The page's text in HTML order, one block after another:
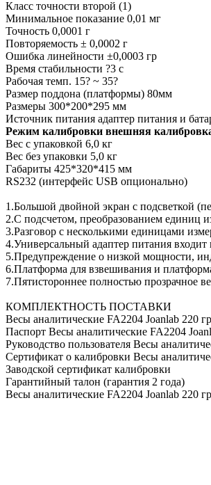
Класс точности второй (1)
Минимальное показание 0,01 мг
Точность 0,0001 г
Повторяемость ± 0,0002 г
Ошибка линейности ±0,0003 гр
Время стабильности ?3 с
Рабочая темп. 15? ~ 35?
Размер поддона (платформы) 80мм
Размеры 300*200*295 мм
Источник питания адаптер питания и
Режим калибровки внешняя
Вес с упаковкой 6,0 кг
Вес без упаковки 5,0 кг
Габариты 425*320*415 мм
RS232 (интерфейс USB опционально)
1.Большой двойной экран с подсветкой
2.С подсчетом, преобразованием единиц
3.Разговор с несколькими единицами
4.Универсальный адаптер питания
5.Предупреждение о низкой мощности,
6.Платформа для взвешивания и
7.Пятистороннее полностью прозрачное
КОМПЛЕКТНОСТЬ ПОСТАВКИ
Весы аналитические FA2204 Joanlab 220
Паспорт Весы аналитические FA2204
Руководство пользователя Весы
Сертификат о калибровки Весы
Заводской сертификат калибровки
Гарантийный талон (гарантия 2 года)
Весы аналитические FA2204 Joanlab 220